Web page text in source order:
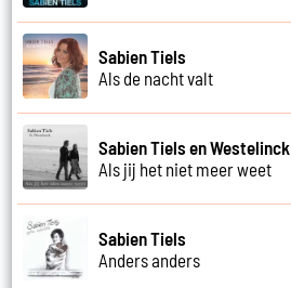
Sabien Tiels
Als de nacht valt
Sabien Tiels en Westelinck
Als jij het niet meer weet
Sabien Tiels
Anders anders